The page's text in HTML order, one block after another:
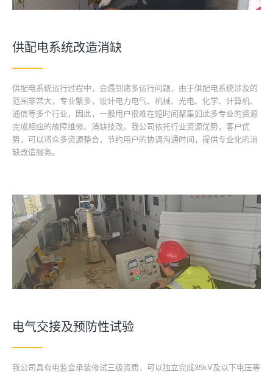
供配电系统改造消缺
供配电系统运行过程中，会遇到诸多运行问题，由于供配电系统涉及的
范围非常大，专业繁多，设计电力电气、机械、光电、化学、计算机、
通信等多个行业，因此，一般用户很难在短时间聚集如此多专业的资源
完成相应的故障维修、消缺技改。我公司依托行业资源优势，客户优
势，可以将众多资源整合，节约用户的协调沟通时间，提供专业化的消
缺改造服务。
电气交接及预防性试验
我公司具有电监会承装修试三级资质，可以独立完成35kV及以下电压等